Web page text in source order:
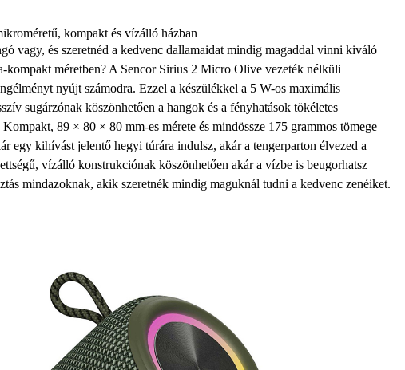
kompakt és vízálló házban
vagy, és szeretnéd a kedvenc dallamaidat mindig magaddal vinni kiváló
kompakt méretben? A Sencor Sirius 2 Micro Olive vezeték nélküli
nyújt számodra. Ezzel a készülékkel a 5 W-os maximális
sugárzónak köszönhetően a hangok és a fényhatások tökéletes
89 × 80 × 80 mm-es mérete és mindössze 175 grammos tömege
egy kihívást jelentő hegyi túrára indulsz, akár a tengerparton élvezed a
vízálló konstrukciónak köszönhetően akár a vízbe is beugorhatsz
mindazoknak, akik szeretnék mindig maguknál tudni a kedvenc zenéiket.